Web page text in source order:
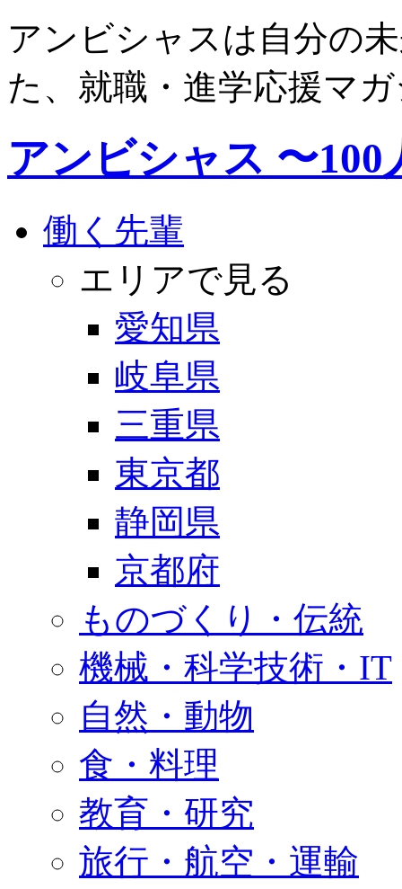
アンビシャスは自分の
た、就職・進学応援マ
アンビシャス 〜100
働く先輩
エリアで見る
愛知県
岐阜県
三重県
東京都
静岡県
京都府
ものづくり・伝統
機械・科学技術・IT
自然・動物
食・料理
教育・研究
旅行・航空・運輸